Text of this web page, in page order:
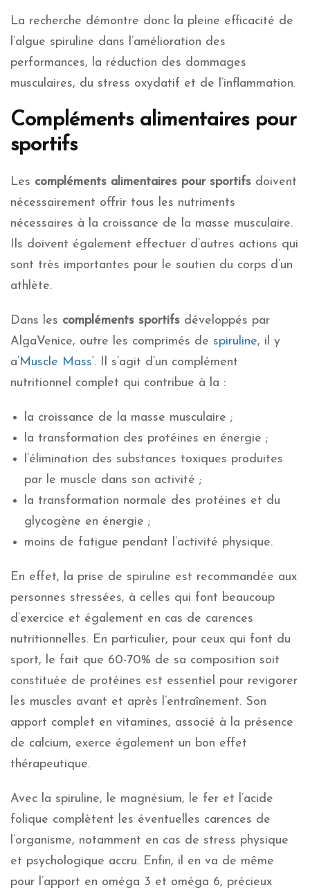
La recherche démontre donc la pleine efficacité de
l’algue spiruline dans l’amélioration des
performances, la réduction des dommages
musculaires, du stress oxydatif et de l’inflammation.
Compléments alimentaires pour
sportifs
Les compléments alimentaires pour sportifs doivent
nécessairement offrir tous les nutriments
nécessaires à la croissance de la masse musculaire.
Ils doivent également effectuer d’autres actions qui
sont très importantes pour le soutien du corps d’un
athlète.
Dans les compléments sportifs développés par
AlgaVenice, outre les comprimés de spiruline, il y
a‘Muscle Mass‘. Il s’agit d’un complément
nutritionnel complet qui contribue à la :
la croissance de la masse musculaire ;
la transformation des protéines en énergie ;
l’élimination des substances toxiques produites
par le muscle dans son activité ;
la transformation normale des protéines et du
glycogène en énergie ;
moins de fatigue pendant l’activité physique.
En effet, la prise de spiruline est recommandée aux
personnes stressées, à celles qui font beaucoup
d’exercice et également en cas de carences
nutritionnelles. En particulier, pour ceux qui font du
sport, le fait que 60-70% de sa composition soit
constituée de protéines est essentiel pour revigorer
les muscles avant et après l’entraînement. Son
apport complet en vitamines, associé à la présence
de calcium, exerce également un bon effet
thérapeutique.
Avec la spiruline, le magnésium, le fer et l’acide
folique complètent les éventuelles carences de
l’organisme, notamment en cas de stress physique
et psychologique accru. Enfin, il en va de même
pour l’apport en oméga 3 et oméga 6, précieux